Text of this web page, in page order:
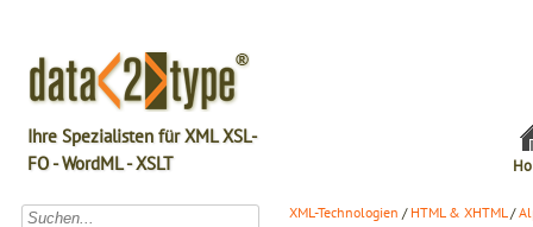
Ihre Spezialisten für XML XSL-
FO - WordML - XSLT
XML-Technologien / HTML & XHTML/